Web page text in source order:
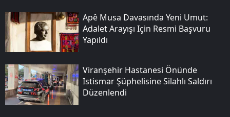
Apê Musa Davasında Yeni Umut:
Adalet Arayışı Için Resmi Başvuru
Yapıldı
Viranşehir Hastanesi Önünde
Istismar Şüphelisine Silahlı Saldırı
Düzenlendi